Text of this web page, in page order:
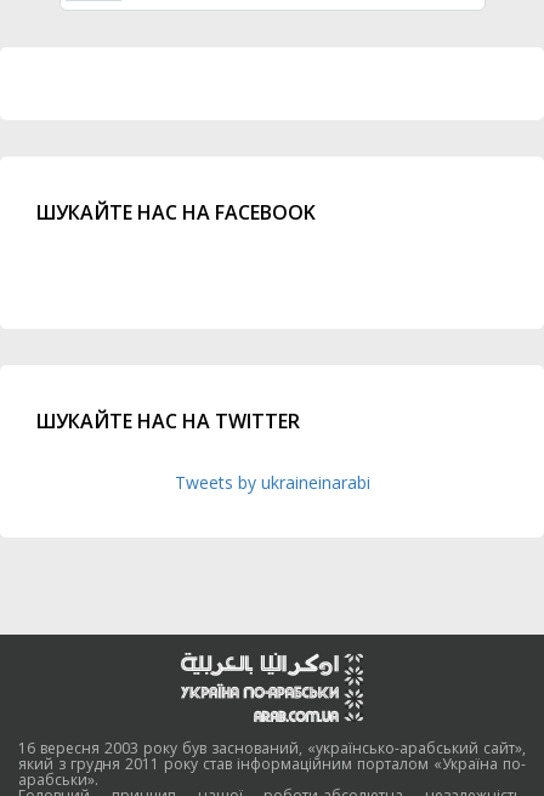
ШУКАЙТЕ НАС НА FACEBOOK
ШУКАЙТЕ НАС НА TWITTER
Tweets by ukraineinarabi
16 вересня 2003 року був заснований, «українсько-арабський сайт»,
який з грудня 2011 року став інформаційним порталом «Україна по-
арабськи».